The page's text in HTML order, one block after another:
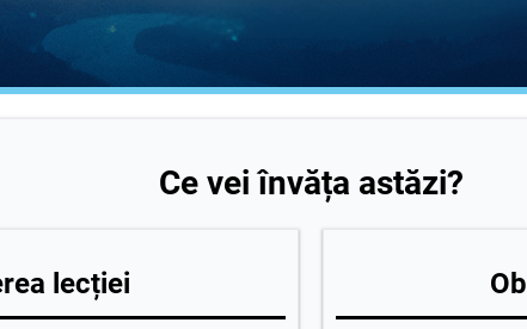
Ce vei învăța astăzi?
lecției